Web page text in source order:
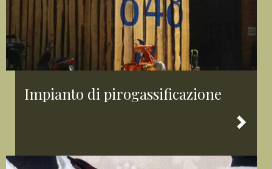
Impianto di pirogassificazione